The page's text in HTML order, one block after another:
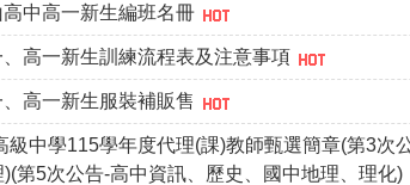
中高一新生編班名冊
高一新生訓練流程表及注意事項
高一新生服裝補販售
級中學115學年度代理(課)教師甄選簡章(第3次
第5次公告-高中資訊、歷史、國中地理、理化)